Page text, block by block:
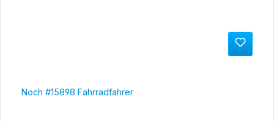
Noch #15898 Fahrradfahrer